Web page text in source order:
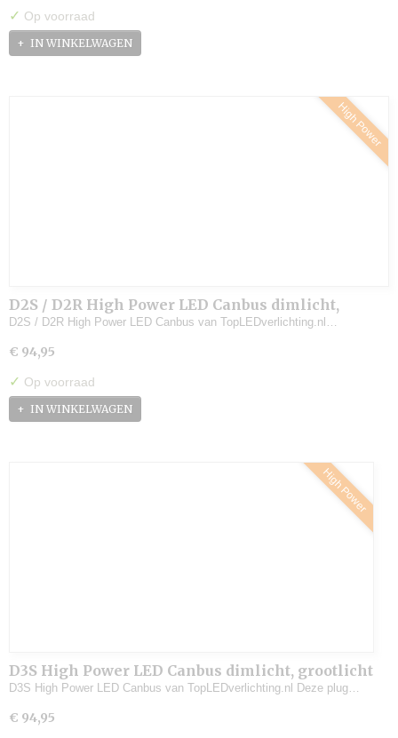
✓ Op voorraad
IN WINKELWAGEN
High Power
D2S / D2R High Power LED Canbus dimlicht,
grootlicht (set)
D2S / D2R High Power LED Canbus van TopLEDverlichting.nl…
€ 94,95
✓ Op voorraad
IN WINKELWAGEN
High Power
D3S High Power LED Canbus dimlicht, grootlicht
(set)
D3S High Power LED Canbus van TopLEDverlichting.nl Deze plug…
€ 94,95